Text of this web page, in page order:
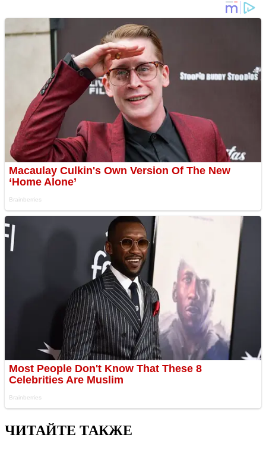
ЧИТАЙТЕ ТАКЖЕ